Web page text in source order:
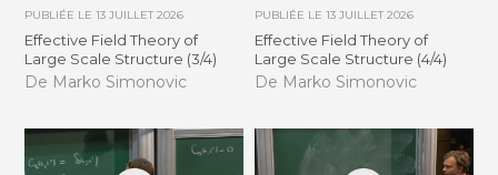
PUBLIÉE LE13 JUILLET 2026
Effective Field Theory of
Large Scale Structure (3/4)
De Marko Simonovic
PUBLIÉE LE 13 JUILLET 2026
Effective Field Theory of
Large Scale Structure (4/4)
De Marko Simonovic